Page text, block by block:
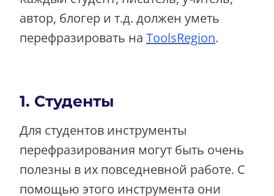
автор, блогер и т.д. должен уметь
перефразировать на ToolsRegion.
1. Студенты
Для студентов инструменты
перефразирования могут быть очень
полезны в их повседневной работе. С
помощью этого инструмента они